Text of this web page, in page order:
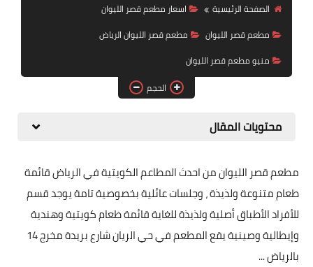
الصفحة الرئيسية
اسعار مطعم قصر الليوان
مطعم قصر الليوان
مطعم قصر الليوان الرياض
منيو مطعم قصر الليوان
الحجم
محتويات المقال
مطعم قصر الليوان من احدث المطاعم الكويتية في الرياض قائمة
طعام متنوعة ولذيذة ، وجلسات عائلية بخصوصية تامة يوجد قسم
للأفراد الأطباق أصلية ولذيذة للغاية قائمة طعام كويتية وهندية
وإيطالية وصينية يقع المطعم في حي الريان شارع بريدة مخرج 14
بالرياض ...